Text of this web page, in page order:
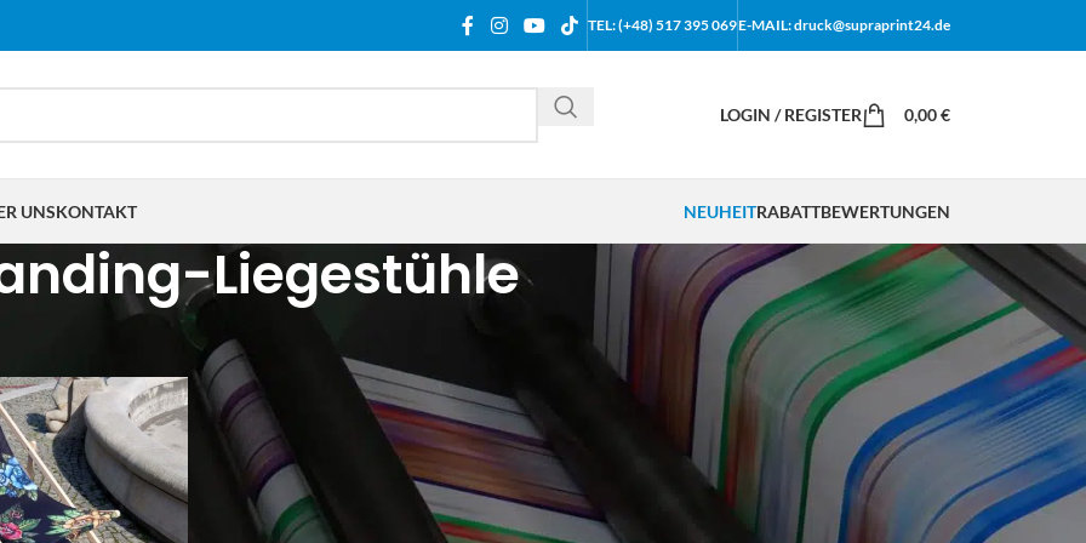
TEL: (+48) 517 395 069E-MAIL: druck@supraprint24.de
LOGIN / REGISTER 0,00€
UNSKONTAKT NEUHEITRABATTBEWERTUNGEN
Liegestühle
mit „Branding-Liegestühle“